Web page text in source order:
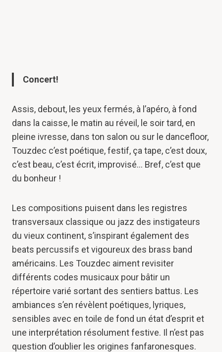
Concert!
Assis, debout, les yeux fermés, à l’apéro, à fond
dans la caisse, le matin au réveil, le soir tard, en
pleine ivresse, dans ton salon ou sur le dancefloor,
Touzdec c’est poétique, festif, ça tape, c’est doux,
c’est beau, c’est écrit, improvisé… Bref, c’est que
du bonheur !
Les compositions puisent dans les registres
transversaux classique ou jazz des instigateurs
du vieux continent, s’inspirant également des
beats percussifs et vigoureux des brass band
américains. Les Touzdec aiment revisiter
différents codes musicaux pour bâtir un
répertoire varié sortant des sentiers battus. Les
ambiances s’en révèlent poétiques, lyriques,
sensibles avec en toile de fond un état d’esprit et
une interprétation résolument festive. Il n’est pas
question d’oublier les origines fanfaronesques.